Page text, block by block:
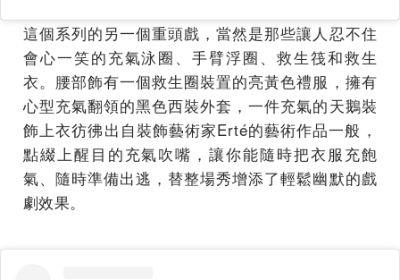
這個系列的另一個重頭戲，當然是那些讓人忍不住
會心一笑的充氣泳圈、手臂浮圈、救生筏和救生
衣。腰部飾有一個救生圈裝置的亮黃色禮服，擁有
心型充氣翻領的黑色西裝外套，一件充氣的天鵝裝
飾上衣彷彿出自裝飾藝術家Erté的藝術作品一般，
點綴上醒目的充氣吹嘴，讓你能隨時把衣服充飽
氣、隨時準備出逃，替整場秀增添了輕鬆幽默的戲
劇效果。